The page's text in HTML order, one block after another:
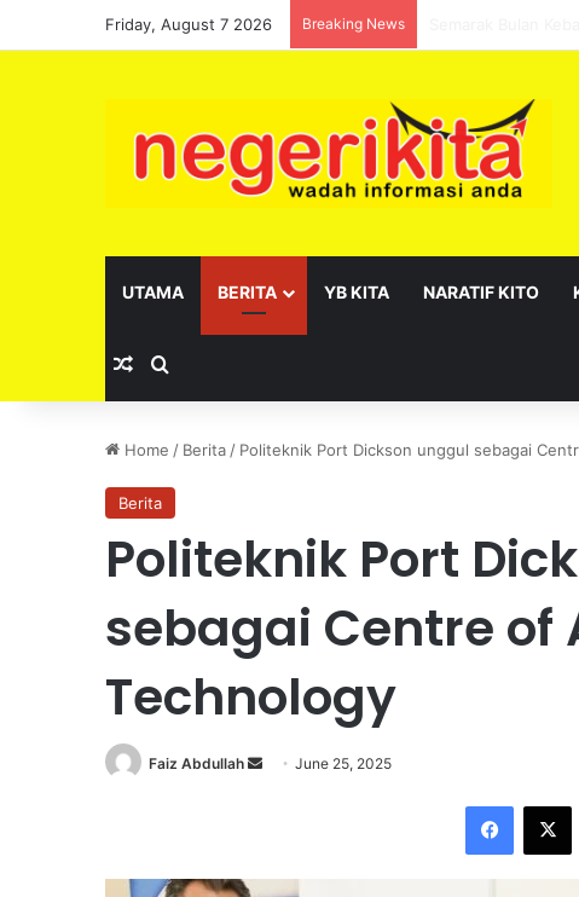
Friday, August 7 2026 Breaking News
UTAMA BERITA YB KITA NARATIF KITO
Random Article
Home / Berita / Politeknik Port Dickson unggul sebagai
Berita
Politeknik Port
sebagai Centre of
Technology
Faiz Abdullah
a
June 25, 2025